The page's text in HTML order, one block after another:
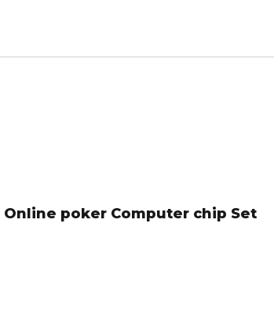
poker Computer chip Set